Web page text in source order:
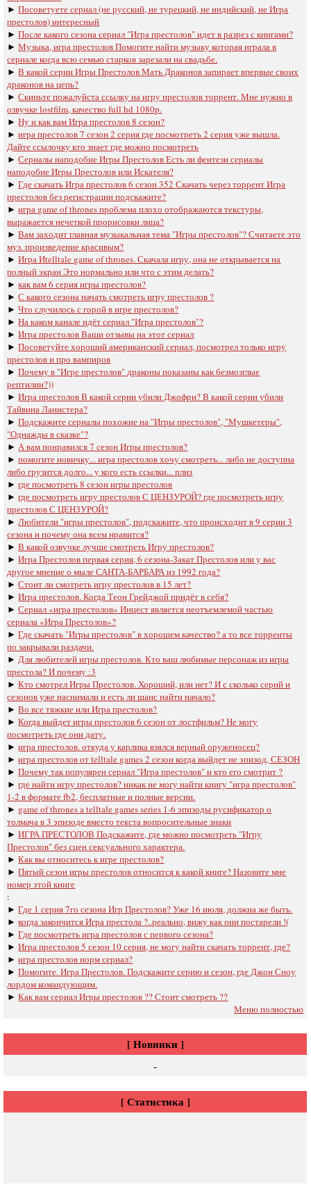
►Посоветуете сериал (не русский, не турецкий, не индийский, не Игра
престолов) интересный
►После какого сезона сериал "Игра престолов" идет в разрез с книгами?
►Музыка, игра престолов Помогите найти музыку которая играла в
сериале когда всю семью старков зарезали на свадьбе.
►В какой серии Игры Престолов Мать Драконов запирает впервые своих
драконов на цепь?
►Скиньте пожалуйста ссылку на игру престолов торрент. Мне нужно в
озвучке lostfilm, качество full hd 1080p.
►Ну и как вам Игра престолов 8 сезон?
►игра престолов 7 сезон 2 серия где посмотреть 2 серия уже вышла.
Дайте ссылочку кто знает где можно посмотреть
►Сериалы наподобие Игры Престолов Есть ли фентези сериалы
наподобие Игры Престолов или Искателя?
►Где скачать Игра престолов 6 сезон 352 Скачать через торрент Игра
престолов без регистрации подскажите?
►игра game of thrones проблема плохо отображаются текстуры,
выражается нечеткой прорисовки лица?
►Вам заходит главная музыкальная тема "Игры престолов"? Считаете это
муз. произведение красивым?
►Игра Иtelltale game of thrones. Скачала игру, она не открывается на
полный экран Это нормально или что с этим делать?
►как вам 6 серия игры престолов?
►С какого сезона начать смотреть игру престолов ?
►Что случилось с горой в игре престолов?
►На каком канале идёт сериал "Игра престолов"?
►Игра престолов Ваши отзывы на этот сериал
►Посоветуйте хороший американский сериал, посмотрел только игру
престолов и про вампиров
►Почему в "Игре престолов" драконы показаны как безмозглые
рептилии?))
►Игра престолов В какой серии убили Джофри? В какой серии убили
Тайвина Ланистера?
►Подскажите сериалы похожие на "Игры престолов", "Мушкетеры",
"Однажды в сказке"?
► А вам понравился 7 сезон Игры престолов?
►помогите новичку... игра престолов хочу смотреть... либо не доступна
либо грузится долго... у кого есть ссылки... плиз
►где посмотреть 8 сезон игры престолов
►где посмотреть игру престолов С ЦЕНЗУРОЙ? где посмотреть игру
престолов С ЦЕНЗУРОЙ?
►Любители "игры престолов", подскажите, что происходит в 9 серии 3
сезона и почему она всем нравится?
►В какой озвучке лучше смотреть Игру престолов?
►Игра Престолов первая серия, 6 сезона-Закат Престолов или у вас
другое мнение о мыле САНТА-БАРБАРА из 1992 года?
►Стоит ли смотреть игру престолов в 15 лет?
►Игра престолов. Когда Теон Грейджой придёт в себя?
►Сериал «игра престолов» Инцест является неотъемлемой частью
сериала «Игра Престолов»?
►Где скачать "Игры престолов" в хорошем качество? а то все торренты
по закрывали раздачи.
► Для любителей игры престолов. Кто ваш любимые персонаж из игры
престола? И почему :3
►Кто смотрел Игры Престолов. Хороший, или нет? И с сколько серий и
сезонов уже наснимали и есть ли шанс найти начало?
►Во все тяжкие или Игра престолов?
►Когда выйдет игры престолов 6 сезон от лостфильм? Не могу
посмотреть где они дату.
►игра престолов. откуда у карлика взялся верный оруженосец?
►игра престолов oт telltale games 2 сезон когда выйдет не эпизод, СЕЗОН
►Почему так популярен сериал "Игра престолов" и кто его смотрит ?
►где найти игру престолов? никак не могу найти книгу "игра престолов"
1-2 в формате fb2, бесплатные и полные версии.
► game of thrones a telltale games series 1-6 эпизоды русификатор о
толмача в 3 эпизоде вместо текста вопросительные знаки
►ИГРА ПРЕСТОЛОВ Подскажите, где можно посмотреть "Игру
Престолов" без сцен сексуального характера.
►Как вы относитесь к игре престолов?
►Пятый сезон игры престолов относится к какой книге? Назовите мне
номер этой книге
:
►Где 1 серия 7го сезона Игр Престолов? Уже 16 июля, должна же быть.
►когда закончится Игра престола ?..реально, вижу как они постарели !(
►Где посмотреть игра престолов с первого сезона?
►Игра престолов 5 сезон 10 серия, не могу найти скачать торрент, где?
►игра престолов норм сериал?
►Помогите. Игра Престолов. Подскажите серию и сезон, где Джон Сноу
лордом командующим.
►Как вам сериал Игры престолов ?? Стоит смотреть ??
Меню полностью
[ Новинки ]
-
[ Статистика ]